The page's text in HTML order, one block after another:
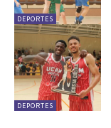
DEPORTES
DEPORTES